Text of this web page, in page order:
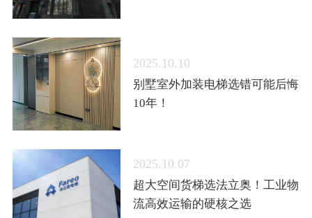
2025.10.10
别墅室外加装电梯选错可能后悔
10年！
2025.10.07
超大空间货梯选法立奥！工业物
流高效运输的硬核之选